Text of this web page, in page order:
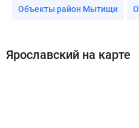
Объекты район Мытищи
Ярославский на карте